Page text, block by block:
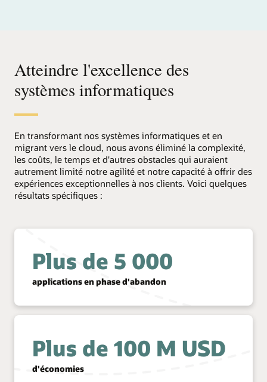
Atteindre l'excellence des
systèmes informatiques
En transformant nos systèmes informatiques et en
migrant vers le cloud, nous avons éliminé la complexité,
les coûts, le temps et d'autres obstacles qui auraient
autrement limité notre agilité et notre capacité à offrir des
expériences exceptionnelles à nos clients. Voici quelques
résultats spécifiques :
Plus de 5 000
applications en phase d'abandon
Plus de 100 M USD
d'économies